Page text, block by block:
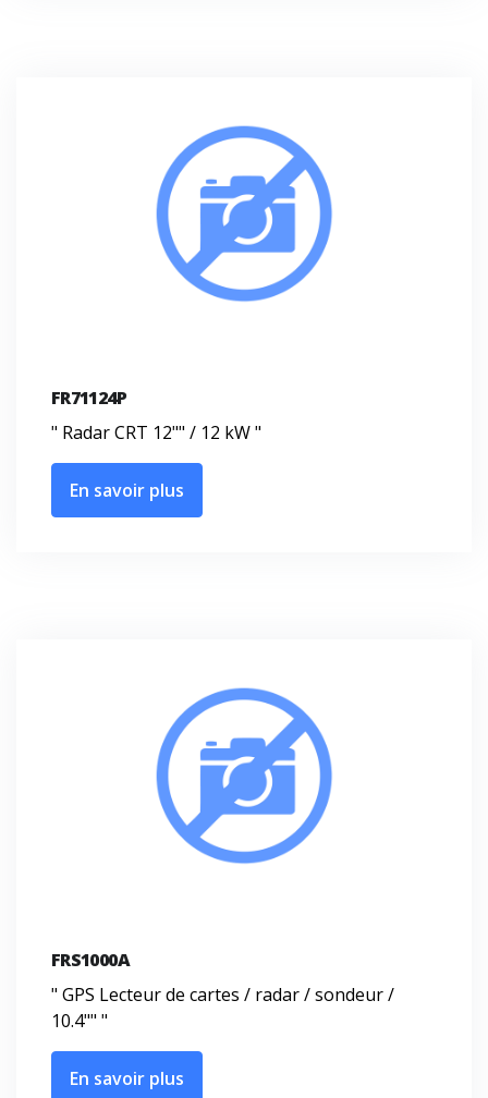
FR71124P
" Radar CRT 12"" / 12 kW "
En savoir plus
FRS1000A
" GPS Lecteur de cartes / radar / sondeur /
10.4"" "
En savoir plus